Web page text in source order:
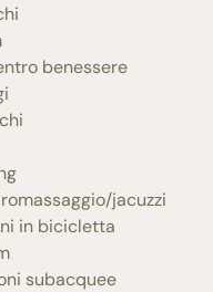
benessere
jacuzzi
in bicicletta
subacquee